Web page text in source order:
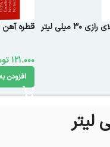
میلی لیتر قطره آهن
121.000
افزودن